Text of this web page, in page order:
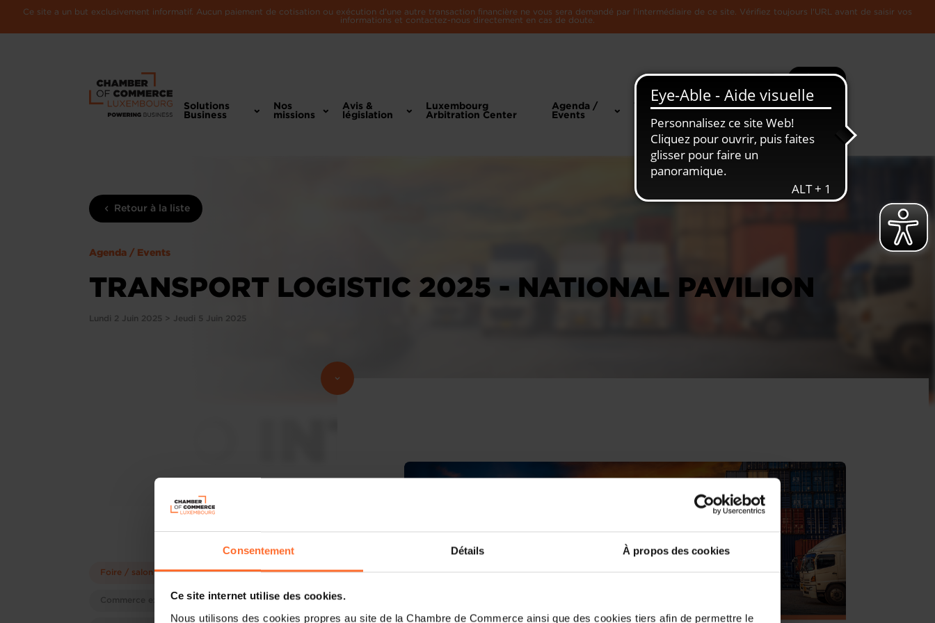
Consentement Détails À propos des cookies
Ce site internet utilise des cookies.
Nous utilisons des cookies propres au site de la Chambre de Commerce ainsi que des cookies tiers afin de permettre le
Ce site a un but exclusivement informatif. Aucun paiement de cotisation ou exécution d'une autre transaction financière ne vous sera demandé par l'intermédiaire de ce site. Vérifiez toujours l'URL avant de saisir vos
informations et contactez-nous directement en cas de doute.
Recherche Plus
Solutions
Business
Nos
missions
Avis &
législation
Luxembourg
Arbitration Center
Agenda /
Events
Toute
L'Economie
Retour à la liste
Agenda / Events
TRANSPORT LOGISTIC 2025 - NATIONAL PAVILION
Lundi 2 Juin 2025 > Jeudi 5 Juin 2025
Foire / salon
Commerce extérieur